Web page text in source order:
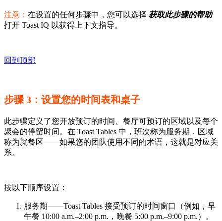
注意： 在设置的任何步骤中，您可以选择 获取此步骤的帮助
打开 Toast IQ 以获得上下文指导。
回到顶部
步骤 3：设置您的时间表和桌子
此步骤定义了您开放预订的时间、餐厅可预订的区域以及每个
聚会的停留时间。在 Toast Tables 中，班次称为服务期，区域
称为就餐区——如果您的团队使用不同的术语，这就是对应关
系。
按以下顺序设置：
服务期——Toast Tables 接受预订的时间窗口（例如，早
午餐 10:00 a.m.–2:00 p.m.，晚餐 5:00 p.m.–9:00 p.m.）。